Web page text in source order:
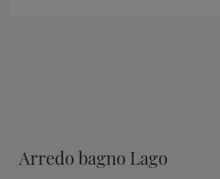
Arredo bagno Lago